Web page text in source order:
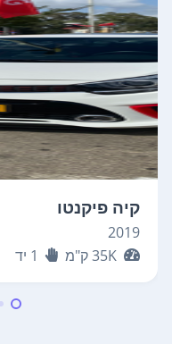
קיה פיקנטו
2019
35Kק"מ 1 יד